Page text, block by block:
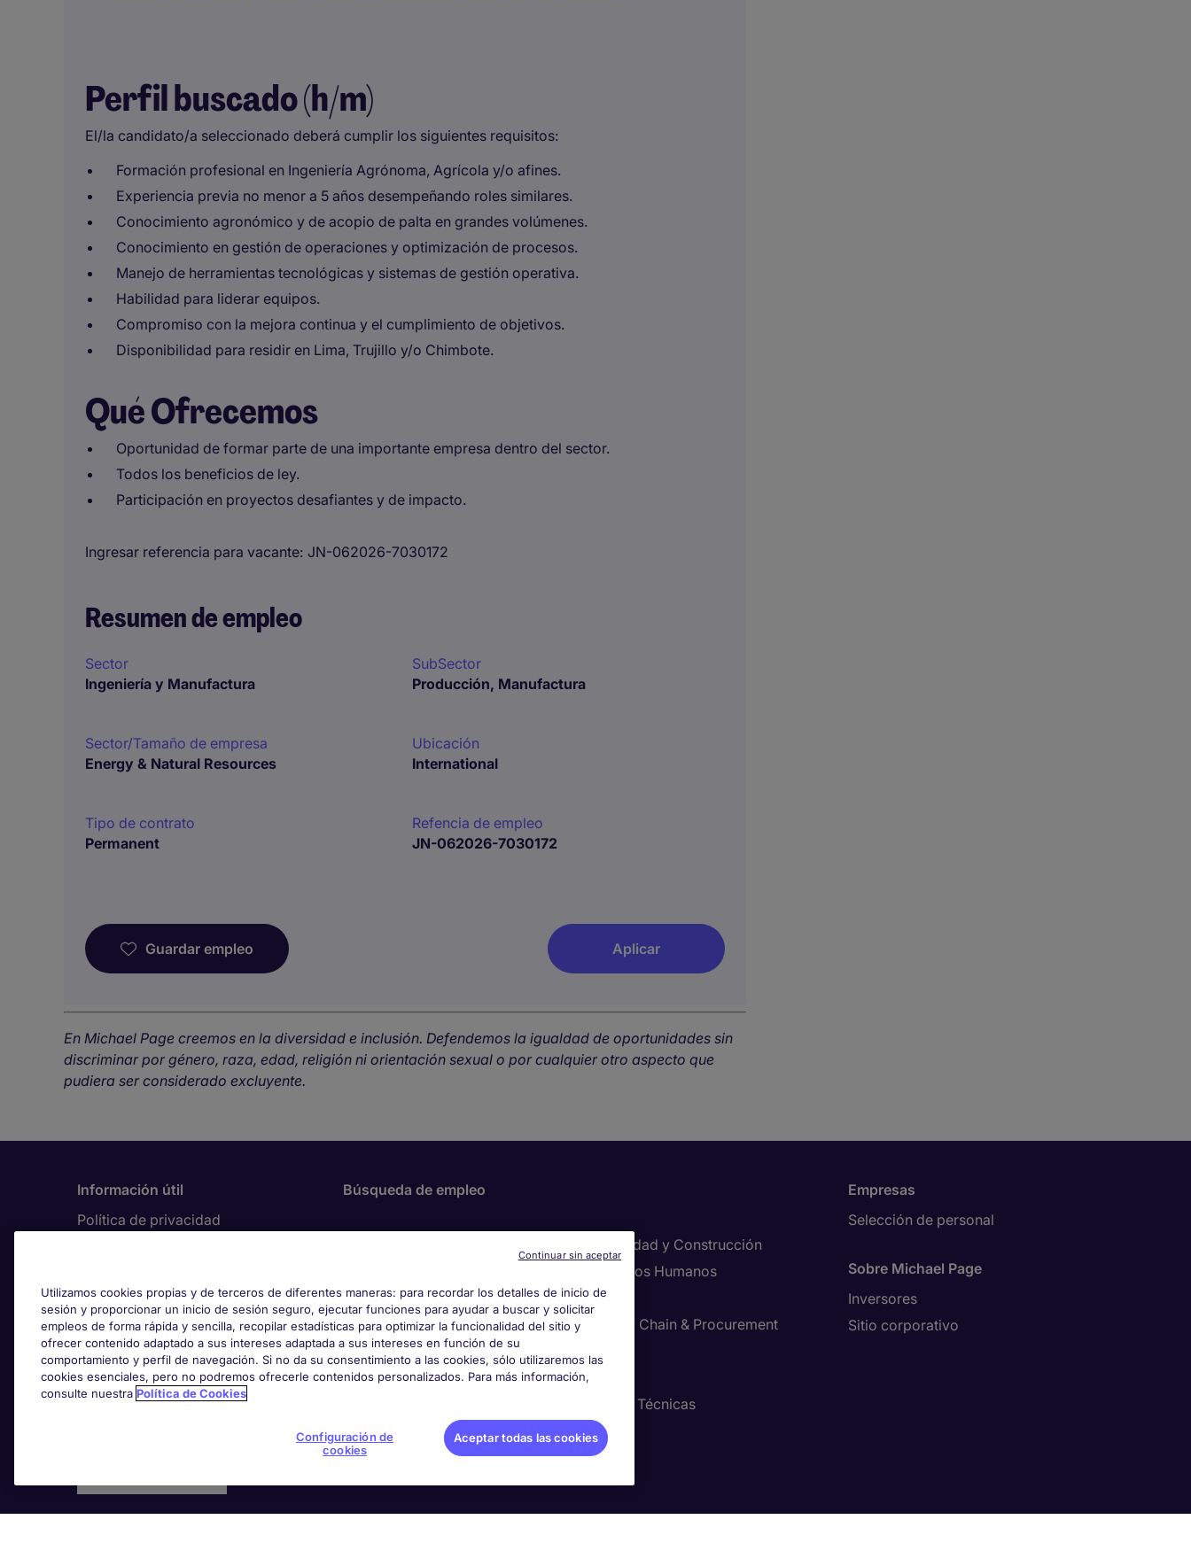
Perfil buscado (h/m)
El/la candidato/a seleccionado deberá cumplir los siguientes requisitos:
Formación profesional en Ingeniería Agrónoma, Agrícola y/o afines.
Experiencia previa no menor a 5 años desempeñando roles similares.
Conocimiento agronómico y de acopio de palta en grandes volúmenes.
Conocimiento en gestión de operaciones y optimización de procesos.
Manejo de herramientas tecnológicas y sistemas de gestión operativa.
Habilidad para liderar equipos.
Compromiso con la mejora continua y el cumplimiento de objetivos.
Disponibilidad para residir en Lima, Trujillo y/o Chimbote.
Qué Ofrecemos
Oportunidad de formar parte de una importante empresa dentro del sector.
Todos los beneficios de ley.
Participación en proyectos desafiantes y de impacto.
Ingresar referencia para vacante JN-062026-7030172
Resumen de empleo
Sector
Ingeniería y Manufactura
SubSector
Producción, Manufactura
Sector/Tamaño de empresa
Energy & Natural Resources
Ubicación
International
Tipo de contrato
Permanent
Refencia de empleo
JN-062026-7030172
Guardar empleo Aplicar
En Michael Page creemos en la diversidad e inclusión. Defendemos la igualdad de oportunidades sin
discriminar por género, raza, edad, religión ni orientación sexual o por cualquier otro aspecto que
pudiera ser considerado excluyente.
Información útil
Política de privacidad
Accesibilidad
Cookies
País/Región
Mantenerte seguro en internet
Búsqueda de empleo
Digital
Executive Search
Finanzas y Contabilidad
Ingeniería y Manufactura
Propiedad y Construcción
Recursos Humanos
Retail
Supply Chain & Procurement
TI
Ventas Técnicas
Empresas
Selección de personal
Sobre Michael Page
Inversores
Sitio corporativo
Utilizamos cookies propias y de terceros de diferentes maneras: para recordar los detalles de inicio de
sesión y proporcionar un inicio de sesión seguro, ejecutar funciones para ayudar a buscar y solicitar
empleos de forma rápida y sencilla, recopilar estadísticas para optimizar la funcionalidad del sitio y
ofrecer contenido adaptado a sus intereses adaptada a sus intereses en función de su
comportamiento y perfil de navegación. Si no da su consentimiento a las cookies, sólo utilizaremos las
cookies esenciales, pero no podremos ofrecerle contenidos personalizados. Para más información,
consulte nuestra Política de Cookies
Configuración de
cookies
Aceptar todas las cookies
Continuar sin aceptar